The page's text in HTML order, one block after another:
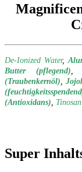
De-Ionized Water,
Butter (pflegend)
(Traubenkernöl)
(Antioxidans)
Super